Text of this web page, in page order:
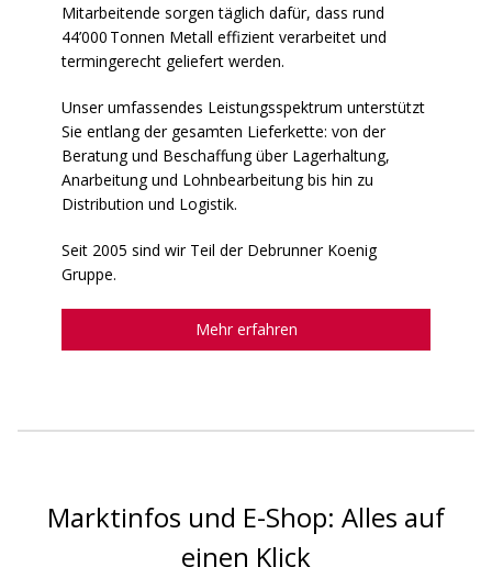
Mitarbeitende sorgen täglich dafür, dass rund
44’000 Tonnen Metall effizient verarbeitet und
termingerecht geliefert werden.
Unser umfassendes Leistungsspektrum unterstützt
Sie entlang der gesamten Lieferkette: von der
Beratung und Beschaffung über Lagerhaltung,
Anarbeitung und Lohnbearbeitung bis hin zu
Distribution und Logistik.
Seit 2005 sind wir Teil der Debrunner Koenig
Gruppe.
Mehr erfahren
Marktinfos und E-Shop: Alles auf
einen Klick